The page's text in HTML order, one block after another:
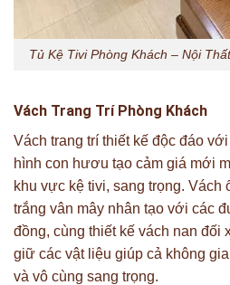
Tủ Kệ Tivi Phòng Khách – Nội
Vách Trang Trí Phòng Khách
Vách trang trí thiết kế độc đáo
hình con hươu tạo cảm giá mới
khu vực kệ tivi, sang trọng. Vách
trắng vân mây nhân tạo với các
đồng, cùng thiết kế vách nan đối
giữ các vật liệu giúp cả không
và vô cùng sang trọng.